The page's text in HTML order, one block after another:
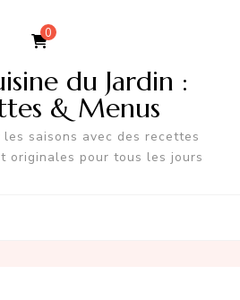
0
du Jardin :
& Menus
les saisons avec des recettes
originales pour tous les jours